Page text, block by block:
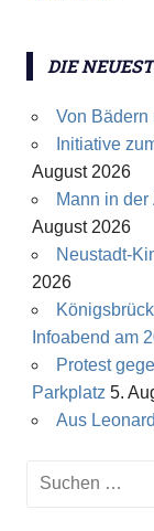
DIE
Von Bädern
Initiative
August 2026
Mann in
August 2026
Neustadt-
2026
Infoabend am
Protest
Parkplatz 5.
Aus